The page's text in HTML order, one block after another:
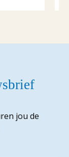
jou de